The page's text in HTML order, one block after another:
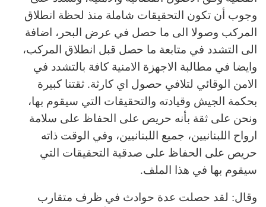
وجوب أن تكون التحقيقات شاملة منذ لحظة انطلاق
المركب وصولا الى ما حصل في عرض البحر، اضافة
الى التشدد في متابعة ما حصل قبل انطلاق المركب،
وايضا في مطالبة الاجهزة الامنية كافة بالتشدد في
الامن الوقائي لتلافي حصول اي كارثة. ثقتنا كبيرة
بحكمة الجيش وقيادته والتحقيقات التي سيقوم بها،
ونحن على ثقة بأنه حريص على الحفاظ على سلامة
ارواح اللبنانيين، جميع اللبنانيين، وفي الوقت ذاته
حريص على الحفاظ على صدقية التحقيقات التي
سيقوم بها في هذا الملف.
وقال: لقد حصلت عدة حوادث في ظرف متقارب